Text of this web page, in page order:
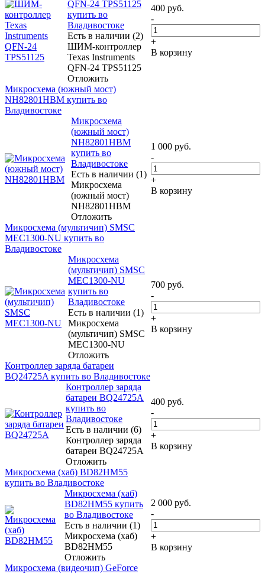
QFN-24 TPS51125
купить во
Владивостоке
Есть в наличии (2)
ШИМ-контроллер
Texas Instruments
QFN-24 TPS51125
Отложить
400 руб.
-
+
В корзину
Микросхема (южный мост)
NH82801HBM купить во
Владивостоке
Микросхема
(южный мост)
NH82801HBM
купить во
Владивостоке
Есть в наличии (1)
Микросхема
(южный мост)
NH82801HBM
Отложить
1 000 руб.
-
+
В корзину
Микросхема (мультичип) SMSC
MEC1300-NU купить во
Владивостоке
Микросхема
(мультичип) SMSC
MEC1300-NU
купить во
Владивостоке
Есть в наличии (1)
Микросхема
(мультичип) SMSC
MEC1300-NU
Отложить
700 руб.
-
+
В корзину
Контроллер заряда батареи
BQ24725A купить во Владивостоке
Контроллер заряда
батареи BQ24725A
купить во
Владивостоке
Есть в наличии (6)
Контроллер заряда
батареи BQ24725A
Отложить
400 руб.
-
+
В корзину
Микросхема (хаб) BD82HM55
купить во Владивостоке
Микросхема (хаб)
BD82HM55 купить
во Владивостоке
Есть в наличии (1)
Микросхема (хаб)
BD82HM55
Отложить
2 000 руб.
-
+
В корзину
Микросхема (видеочип) GeForce